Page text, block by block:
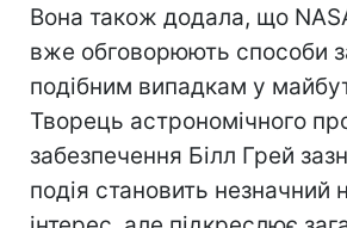
Вона також додала, що
вже обговорюють способи
подібним випадкам у
Творець астрономічного
забезпечення Білл Грей
подія становить незначний